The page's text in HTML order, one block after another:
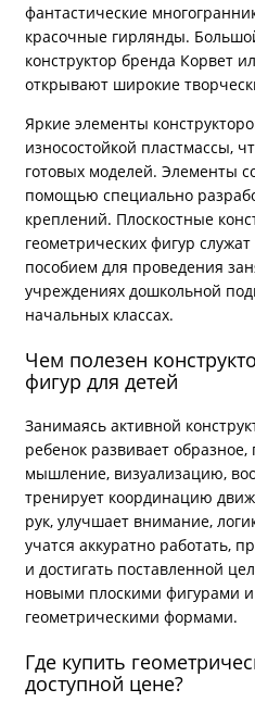
фантастические
красочные гирлянды.
конструктор бренда Корвет
открывают широкие
Яркие элементы
износостойкой пластмассы,
готовых моделей. Элементы
помощью специально
креплений. Плоскостные
геометрических фигур
пособием для проведения
учреждениях дошкольной
начальных классах.
Чем полезен
фигур для детей
Занимаясь активной
ребенок развивает
мышление, визуализацию,
тренирует координацию
рук, улучшает внимание,
учатся аккуратно работать,
и достигать поставленной
новыми плоскими фигурами
геометрическими формами.
Где купить
доступной цене?